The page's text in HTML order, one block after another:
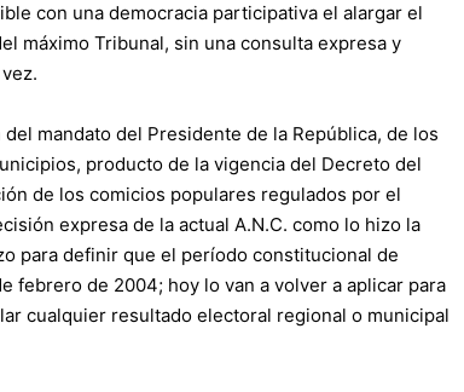
con una democracia participativa el alargar el
máximo Tribunal, sin una consulta expresa y
mandato del Presidente de la República, de los
producto de la vigencia del Decreto del
de los comicios populares regulados por el
expresa de la actual A.N.C. como lo hizo la
para definir que el período constitucional de
febrero de 2004; hoy lo van a volver a aplicar para
cualquier resultado electoral regional o municipal